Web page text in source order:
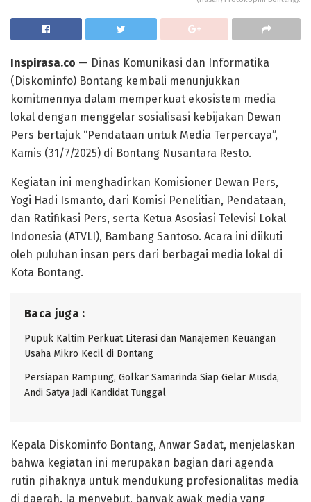
Inspirasa.co — Dinas Komunikasi dan Informatika
(Diskominfo) Bontang kembali menunjukkan
komitmennya dalam memperkuat ekosistem media
lokal dengan menggelar sosialisasi kebijakan Dewan
Pers bertajuk “Pendataan untuk Media Terpercaya”,
Kamis (31/7/2025) di Bontang Nusantara Resto.
Kegiatan ini menghadirkan Komisioner Dewan Pers,
Yogi Hadi Ismanto, dari Komisi Penelitian, Pendataan,
dan Ratifikasi Pers, serta Ketua Asosiasi Televisi Lokal
Indonesia (ATVLI), Bambang Santoso. Acara ini diikuti
oleh puluhan insan pers dari berbagai media lokal di
Kota Bontang.
Baca juga :
Pupuk Kaltim Perkuat Literasi dan Manajemen Keuangan
Usaha Mikro Kecil di Bontang
Persiapan Rampung, Golkar Samarinda Siap Gelar Musda,
Andi Satya Jadi Kandidat Tunggal
Kepala Diskominfo Bontang, Anwar Sadat, menjelaskan
bahwa kegiatan ini merupakan bagian dari agenda
rutin pihaknya untuk mendukung profesionalitas media
di daerah. Ia menyebut, banyak awak media yang